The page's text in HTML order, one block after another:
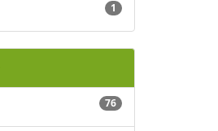
1
76